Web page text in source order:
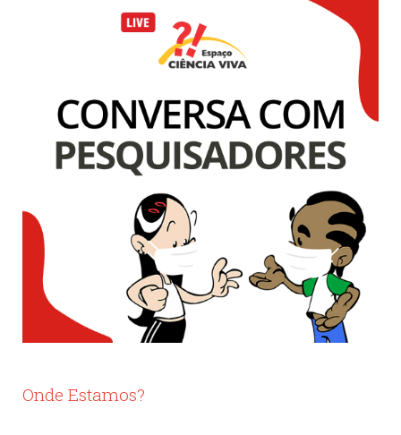
Onde Estamos?